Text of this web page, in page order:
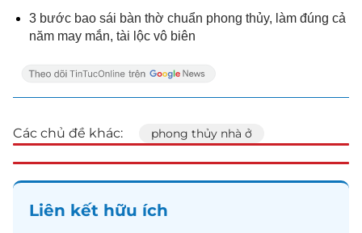
3 bước bao sái bàn thờ chuẩn phong thủy, làm đúng cả
năm may mắn, tài lộc vô biên
Các chủ đề khác: phong thủy nhà ở
Liên kết hữu ích